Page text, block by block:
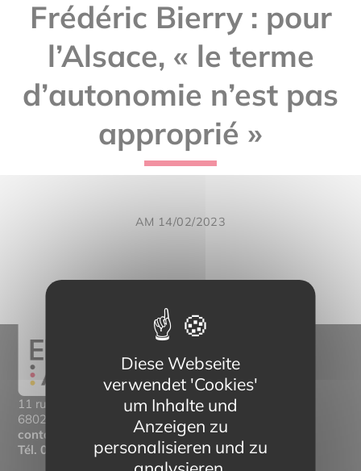
Frédéric Bierry : pour
l’Alsace, « le terme
d’autonomie n’est pas
approprié »
AM 14/02/2023
11 rue Mittlerweg,
68025 Colmar Cedex
contact@eltern-bilinguisme.org
Tél. 03 89 20 46 74
Diese Webseite
verwendet 'Cookies'
um Inhalte und
Anzeigen zu
personalisieren und zu